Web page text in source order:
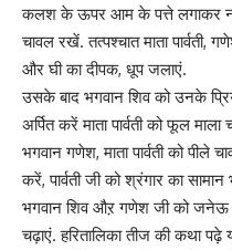
कलश के ऊपर आम के पत्ते लगाकर
चावल रखें. तत्पश्चात माता
और घी का दीपक, धूप जलाएं.
उसके बाद भगवान शिव को उनके
अर्पित करें माता पार्वती को फूल
भगवान गणेश, माता पार्वती को पीले
करें, पार्वती जी को श्रंगार का
भगवान शिव औऱ गणेश जी को जनेऊ
चढ़ाएं. हरितालिका तीज की कथा